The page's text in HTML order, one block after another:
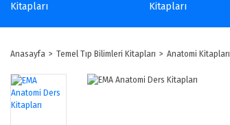
Kitapları
Kitapları
Anasayfa Temel Tıp Bilimleri Kitapları Anatomi Kitapları